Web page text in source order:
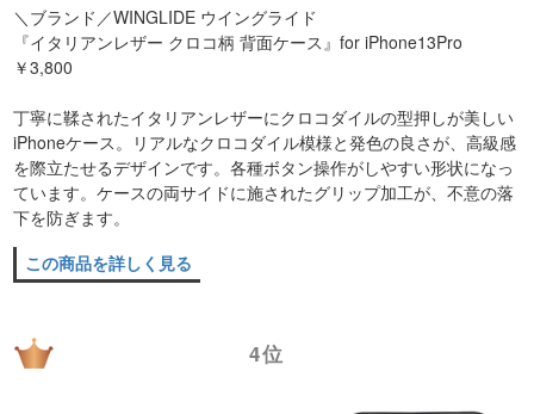
＼ブランド／WINGLIDE ウイングライド
『イタリアンレザー クロコ柄 背面ケース』for iPhone13Pro
￥3,800
丁寧に鞣されたイタリアンレザーにクロコダイルの型押しが美しい
iPhoneケース。リアルなクロコダイル模様と発色の良さが、高級感
を際立たせるデザインです。各種ボタン操作がしやすい形状になっ
ています。ケースの両サイドに施されたグリップ加工が、不意の落
下を防ぎます。
この商品を詳しく見る
4位